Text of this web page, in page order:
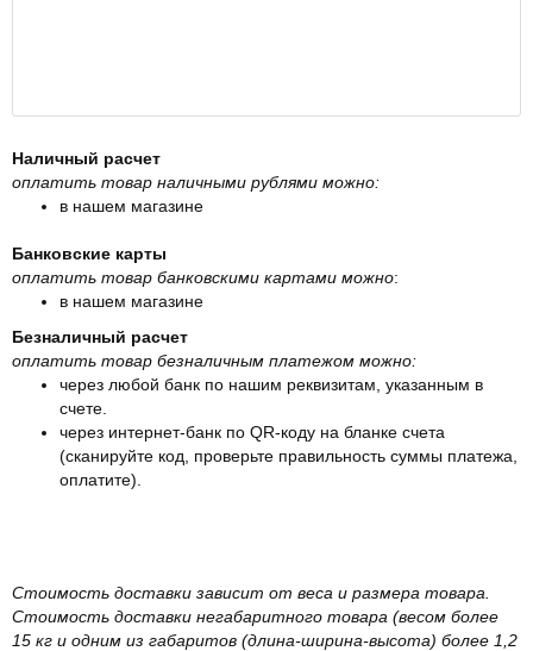
Наличный расчет
оплатить товар наличными рублями можно:
в нашем магазине
Банковские карты
оплатить товар банковскими картами можно:
в нашем магазине
Безналичный расчет
оплатить товар безналичным платежом можно:
через любой банк по нашим реквизитам, указанным в
счете.
через интернет-банк по QR-коду на бланке счета
(сканируйте код, проверьте правильность суммы платежа,
оплатите).
Стоимость доставки зависит от веса и размера товара.
Стоимость доставки негабаритного товара (весом более
15 кг и одним из габаритов (длина-ширина-высота) более 1,2